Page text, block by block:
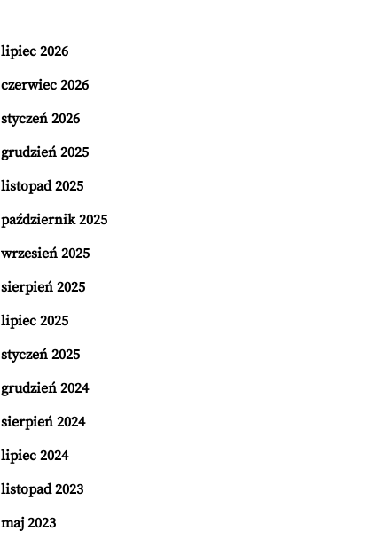
lipiec 2026
czerwiec 2026
styczeń 2026
grudzień 2025
listopad 2025
październik 2025
wrzesień 2025
sierpień 2025
lipiec 2025
styczeń 2025
grudzień 2024
sierpień 2024
lipiec 2024
listopad 2023
maj 2023